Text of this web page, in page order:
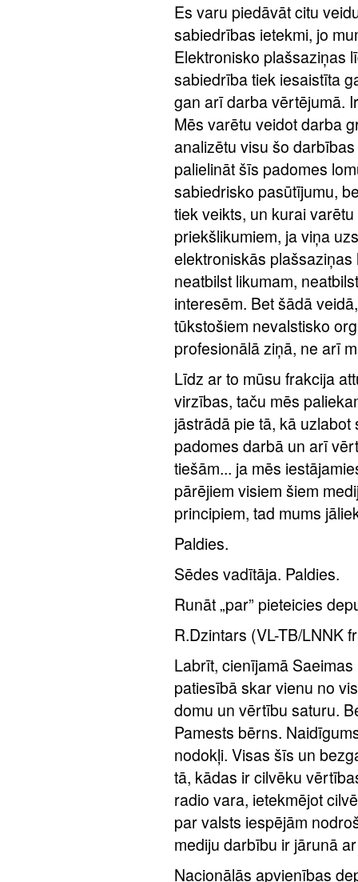
Es varu piedāvāt citu
sabiedrības ietekmi, jo
Elektronisko plašsaziņas
sabiedrība tiek iesaistīta
gan arī darba vērtējumā.
Mēs varētu veidot darba
analizētu visu šo
palielināt šīs padomes
sabiedrisko pasūtījumu,
tiek veikts, un kurai
priekšlikumiem, ja viņa
elektroniskās
neatbilst likumam,
interesēm. Bet šādā
tūkstošiem nevalstisko
profesionālā ziņā, ne arī
Līdz ar to mūsu frakcija
virzības, taču mēs
jāstrādā pie tā, kā
padomes darbā un arī
tiešām... ja mēs
pārējiem visiem šiem
principiem, tad mums
Paldies.
Sēdes vadītāja. Paldies.
Runāt „par” pieteicies
R.Dzintars (VL-TB/LNNK
Labrīt, cienījamā
patiesībā skar vienu no
domu un vērtību saturu.
Pamests bērns.
nodokļi. Visas šīs un
tā, kādas ir cilvēku
radio vara, ietekmējot
par valsts iespējām
mediju darbību ir jārunā
Nacionālās apvienības